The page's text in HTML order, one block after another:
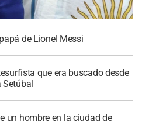
de Lionel Messi
que era buscado desde
Setúbal
un hombre en la ciudad de